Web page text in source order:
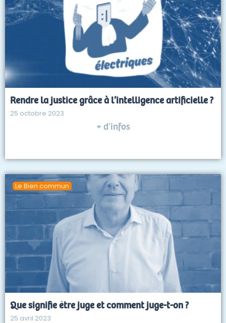
Rendre la justice grâce à l’intelligence artificielle ?
25 octobre 2023
+ d'infos
Le Bien commun
Que signifie être juge et comment juge-t-on ?
25 avril 2023